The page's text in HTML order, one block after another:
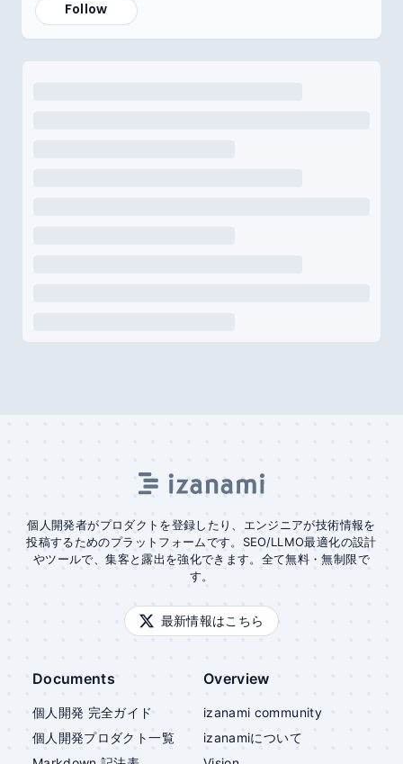
Follow
個人開発者がプロダクトを登録したり、エンジニアが技術情報を
投稿するためのプラットフォームです。SEO/LLMO最適化の設計
やツールで、集客と露出を強化できます。全て無料・無制限で
す。
最新情報はこちら
Documents
個人開発 完全ガイド
個人開発プロダクト一覧
Overview
izanami community
izanamiについて